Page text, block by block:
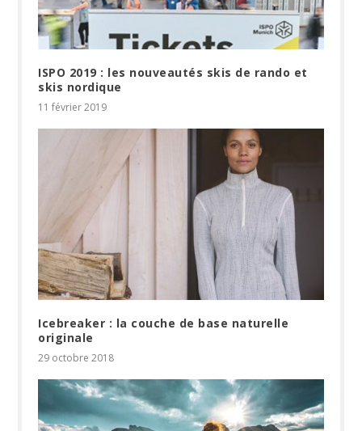
ISPO 2019 : les nouveautés skis de rando et
skis nordique
11 février 2019
Icebreaker : la couche de base naturelle
originale
29 octobre 2018